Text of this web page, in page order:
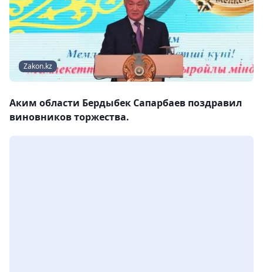
Zakon.kz
Аким области Бердыбек Сапарбаев поздравил
виновников торжества.